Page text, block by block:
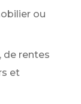
ou
de rentes
et